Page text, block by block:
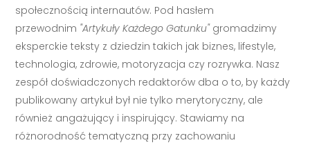
społecznością internautów. Pod hasłem
przewodnim "Artykuły Każdego Gatunku"gromadzimy
eksperckie teksty z dziedzin takich jak biznes, lifestyle,
technologia, zdrowie, motoryzacja czy rozrywka. Nasz
zespół doświadczonych redaktorów dba o to, by każdy
publikowany artykuł był nie tylko merytoryczny, ale
również angażujący i inspirujący. Stawiamy na
różnorodność tematyczną przy zachowaniu